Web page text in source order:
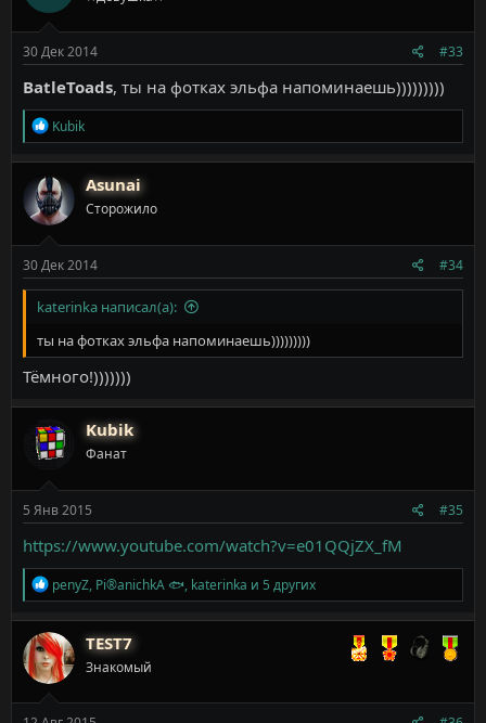
и
30 Дек 2014 #33
BatleToads, ты на фотках эльфа напоминаешь)))))))))
Р
е
а
к
ц
и
и
Kubik
Asunai
Сторожило
30 Дек 2014 #34
katerinka написал(а):
ты на фотках эльфа напоминаешь)))))))))
Тёмного!)))))))
Kubik
Фанат
5 Янв 2015 #35
https://www.youtube.com/watch?v=e01QQjZX_fM
Р
е
а
к
ц
и
и
penyZ, Pi®anichkA 🐟, katerinka и 5 других
TEST7
Знакомый